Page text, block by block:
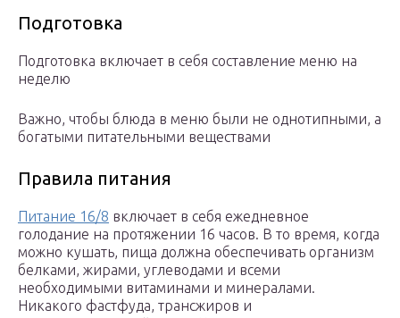
Подготовка
Подготовка включает в себя составление меню на
неделю
Важно, чтобы блюда в меню были не однотипными, а
богатыми питательными веществами
Правила питания
Питание 16/8 включает в себя ежедневное
голодание на протяжении 16 часов. В то время, когда
можно кушать, пища должна обеспечивать организм
белками, жирами, углеводами и всеми
необходимыми витаминами и минералами.
Никакого фастфуда, трансжиров и